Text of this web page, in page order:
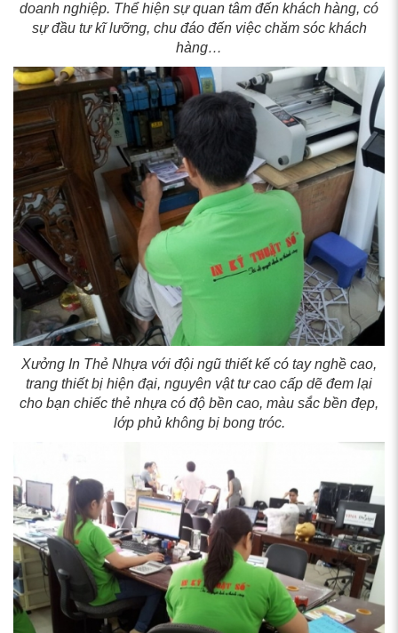
doanh nghiệp. Thể hiện sự quan tâm đến khách hàng, có
sự đầu tư kĩ lưỡng, chu đáo đến việc chăm sóc khách
hàng…
Xưởng In Thẻ Nhựa với đội ngũ thiết kế có tay nghề cao,
trang thiết bị hiện đại, nguyên vật tư cao cấp dẽ đem lại
cho bạn chiếc thẻ nhựa có độ bền cao, màu sắc bền đẹp,
lớp phủ không bị bong tróc.